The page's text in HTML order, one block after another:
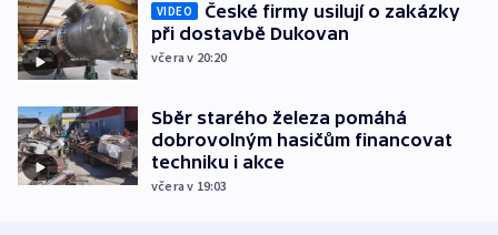
VIDEO
České firmy usilují o zakázky
při dostavbě Dukovan
včera v 20:20
Sběr starého železa pomáhá
dobrovolným hasičům financovat
techniku i akce
včera v 19:03